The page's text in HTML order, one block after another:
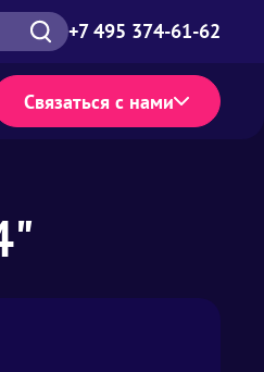
+7 495 374-61-62
Связаться с нами